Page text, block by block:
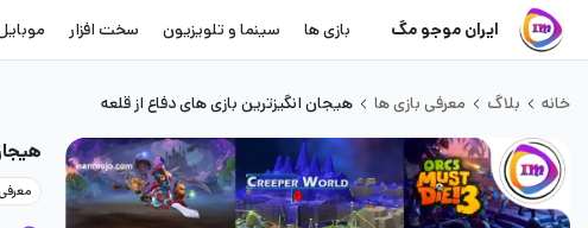
ایران موجو مگ بازی ها سینما و تلویزیون سخت افزار
خانه بلاگ معرفی بازی ها هیجان انگیزترین بازی های دفاع از قلعه